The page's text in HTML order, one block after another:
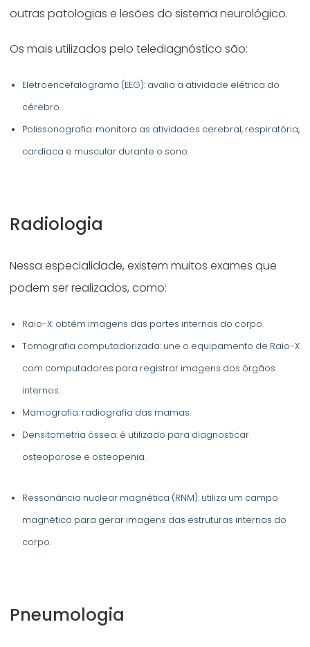
outras patologias e lesões do sistema neurológico.
Os mais utilizados pelo telediagnóstico são:
Eletroencefalograma (EEG): avalia a atividade elétrica do
cérebro.
Polissonografia: monitora as atividades cerebral, respiratória,
cardíaca e muscular durante o sono.
Radiologia
Nessa especialidade, existem muitos exames que
podem ser realizados, como:
Raio-X: obtém imagens das partes internas do corpo.
Tomografia computadorizada: une o equipamento de Raio-X
com computadores para registrar imagens dos órgãos
internos.
Mamografia: radiografia das mamas.
Densitometria óssea: é utilizado para diagnosticar
osteoporose e osteopenia.
Ressonância nuclear magnética (RNM): utiliza um campo
magnético para gerar imagens das estruturas internas do
corpo.
Pneumologia